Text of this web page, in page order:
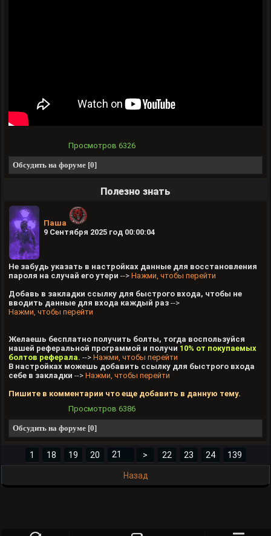
Просмотров 6326
Обсудить на форуме [0]
Полезно знать
Паша
9 Сентября 2025 год 00:00:04
Не забудь указать в настройках данные для восстановления
пароля на случай его утери --> Нажми, чтобы перейти
Добавь в закладки ссылку для быстрого входа, чтобы не
вводить данные для входа каждый раз -->
Нажми, чтобы перейти
Желаешь бесплатно получить болты, тогда воспользуйся
нашей реферальной программой и получи 10% от покупаемых
болтов реферала. --> Нажми, чтобы перейти
В настройках можешь добавить ссылку для быстрого входа
себе в закладки --> Нажми, чтобы перейти
Пишите в комментарии что еще добавить в данную тему.
Просмотров 6386
Обсудить на форуме [0]
1 18 19 20 > 22 23 24 139
Назад